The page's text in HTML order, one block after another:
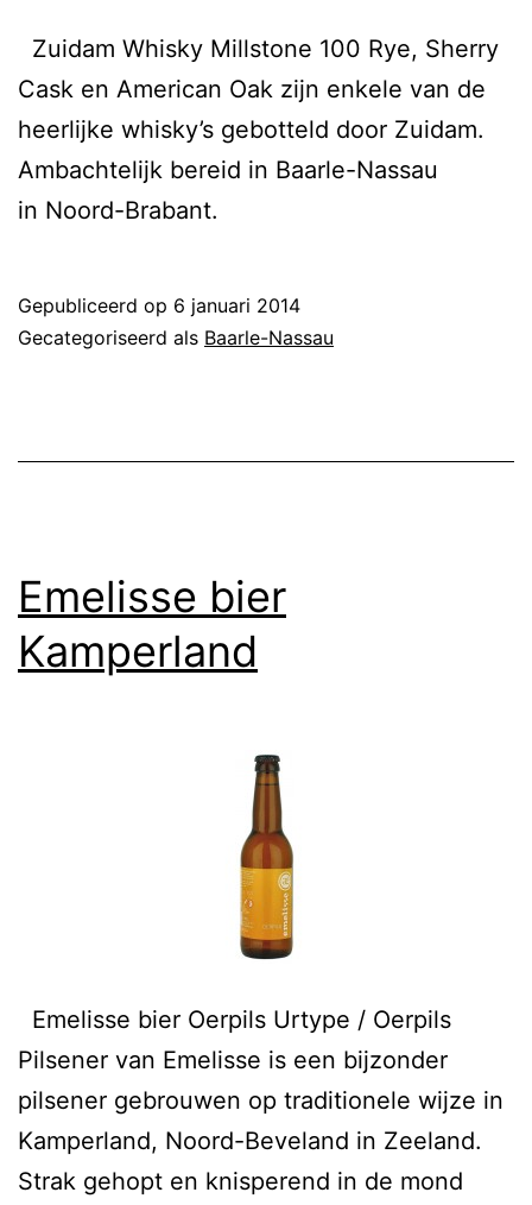
Zuidam Whisky Millstone 100 Rye, Sherry
Cask en American Oak zijn enkele van de
heerlijke whisky’s gebotteld door Zuidam.
Ambachtelijk bereid in Baarle-Nassau
in Noord-Brabant.
Gepubliceerd op 6 januari 2014
Gecategoriseerd als Baarle-Nassau
Emelisse bier
Kamperland
Emelisse bier Oerpils Urtype / Oerpils
Pilsener van Emelisse is een bijzonder
pilsener gebrouwen op traditionele wijze in
Kamperland, Noord-Beveland in Zeeland.
Strak gehopt en knisperend in de mond